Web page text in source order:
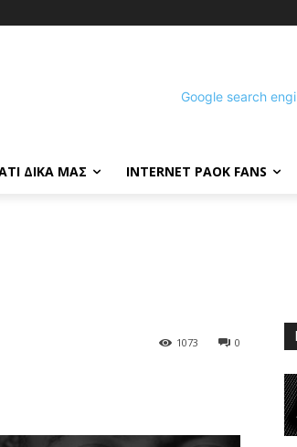
ΔΙΚΑ ΜΑΣ INTERNET PAOK FANS
0
1073